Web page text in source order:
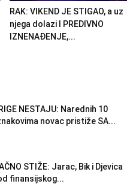
RAK: VIKEND JE STIGAO, a uz
njega dolazi I PREDIVNO
IZNENAĐENJE,...
NESTAJU: Narednih 10
novac pristiže SA...
STIŽE: Jarac, Bik i Djevica
finansijskog...